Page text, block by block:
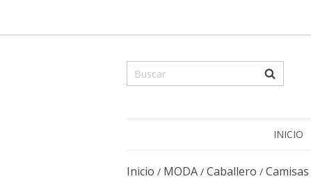
INICIO
Inicio / MODA / Caballero / Camisas